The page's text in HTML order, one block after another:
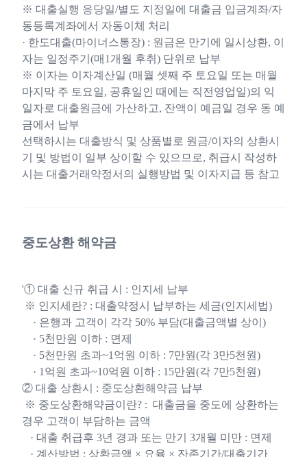
※ 대출실행 응당일/별도 지정일에 대출금 입금계좌/자
동등록계좌에서 자동이체 처리
· 한도대출(마이너스통장) : 원금은 만기에 일시상환, 이
자는 일정주기(매1개월 후취) 단위로 납부
※ 이자는 이자계산일 (매월 셋째 주 토요일 또는 매월
마지막 주 토요일, 공휴일인 때에는 직전영업일)의 익
일자로 대출원금에 가산하고, 잔액이 예금일 경우 동 예
금에서 납부
선택하시는 대출방식 및 상품별로 원금/이자의 상환시
기 및 방법이 일부 상이할 수 있으므로, 취급시 작성하
시는 대출거래약정서의 실행방법 및 이자지급 등 참고
중도상환 해약금
'① 대출 신규 취급 시 : 인지세 납부
※ 인지세란? : 대출약정시 납부하는 세금(인지세법)
· 은행과 고객이 각각 50% 부담(대출금액별 상이)
· 5천만원 이하 : 면제
· 5천만원 초과~1억원 이하 : 7만원(각 3만5천원)
· 1억원 초과~10억원 이하 : 15만원(각 7만5천원)
② 대출 상환시 : 중도상환해약금 납부
※ 중도상환해약금이란? : 대출금을 중도에 상환하는
경우 고객이 부담하는 금액
· 대출 취급후 3년 경과 또는 만기 3개월 미만 : 면제
· 계산방법 : 상환금액 × 요율 × 잔존기간/대출기간